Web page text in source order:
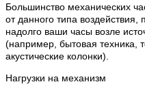
Большинство механических
от данного типа воздействия,
надолго ваши часы возле
(например, бытовая техника,
акустические колонки).
Нагрузки на механизм